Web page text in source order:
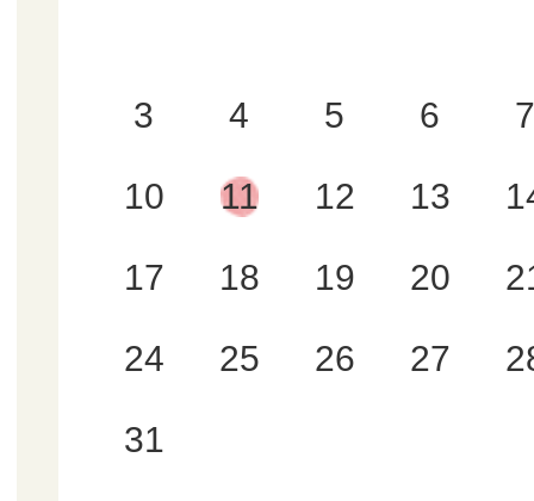
3 4 5 6 7
10 11 12 13
17 18 19 20
24 25 26 27
31